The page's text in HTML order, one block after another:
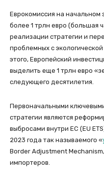
Еврокомиссия на начальном
более 1 трлн евро (большая
реализации стратегии и
проблемных с
этого, Европейский
выделить еще 1 трлн евро
следующего десятилетия.
Первоначальными
стратегии являются
выбросами внутри ЕС (EU
2023 года так называемого «
Border Adjustment
импортеров.